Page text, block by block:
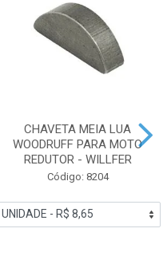
CHAVETA MEIA LUA
WOODRUFF PARA MOTO
REDUTOR - WILLFER
Código: 8204